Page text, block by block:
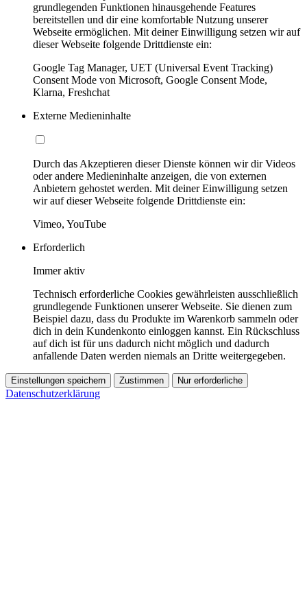
grundlegenden Funktionen hinausgehende Features
bereitstellen und dir eine komfortable Nutzung unserer
Webseite ermöglichen. Mit deiner Einwilligung setzen wir auf
dieser Webseite folgende Drittdienste ein:
Google Tag Manager, UET (Universal Event Tracking)
Consent Mode von Microsoft, Google Consent Mode,
Klarna, Freshchat
Externe Medieninhalte
Durch das Akzeptieren dieser Dienste können wir dir Videos
oder andere Medieninhalte anzeigen, die von externen
Anbietern gehostet werden. Mit deiner Einwilligung setzen
wir auf dieser Webseite folgende Drittdienste ein:
Vimeo, YouTube
Erforderlich
Immer aktiv
Technisch erforderliche Cookies gewährleisten ausschließlich
grundlegende Funktionen unserer Webseite. Sie dienen zum
Beispiel dazu, dass du Produkte im Warenkorb sammeln oder
dich in dein Kundenkonto einloggen kannst. Ein Rückschluss
auf dich ist für uns dadurch nicht möglich und dadurch
anfallende Daten werden niemals an Dritte weitergegeben.
Einstellungen speichern Zustimmen Nur erforderliche
Datenschutzerklärung